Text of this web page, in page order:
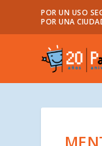
POR UN USO
POR UNA